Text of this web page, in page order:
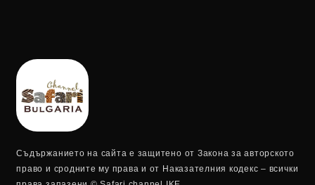
Съдържанието на сайта е защитено от Закона за авторското
право и сродните му права и от Наказателния кодекс – всички